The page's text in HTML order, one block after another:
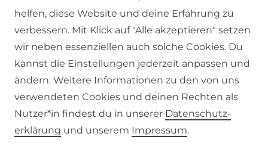
Impressum Daten­schutz­erklärung AGB
helfen, diese Website und deine Erfahrung zu
verbessern. Mit Klick auf "Alle akzeptieren" setzen
wir neben essenziellen auch solche Cookies. Du
kannst die Einstellungen jederzeit anpassen und
ändern. Weitere Informationen zu den von uns
verwendeten Cookies und deinen Rechten als
Nutzer*in findest du in unserer Daten­schutz­
erklärung und unserem Impressum.